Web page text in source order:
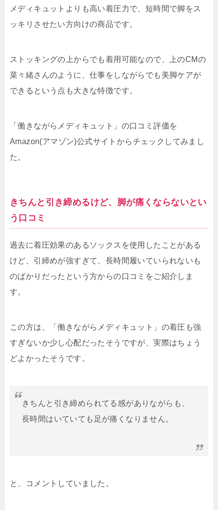
メディキュットよりも高い着圧力で、短時間で脚をス
ッキリさせたい方向けの商品です。
ストッキングの上からでも着用可能なので、上のCMの
菜々緒さんのように、仕事をしながらでも美脚ケアが
できるという点も大きな特徴です。
「働きながらメディキュット」の口コミ評価を
Amazon(アマゾン)公式サイトからチェックしてみまし
た。
きちんと引き締めるけど、脚が痛くならないとい
う口コミ
過去に着圧効果のあるソックスを使用したことがある
けど、引締めが強すぎて、長時間履いていられないも
のばかりだったという方からの口コミをご紹介しま
す。
この方は、「働きながらメディキュット」の着圧も強
すぎないか少し心配だったそうですが、実際はちょう
どよかったそうです。
きちんと引き締められてる感がありながらも、
長時間はいていても足が痛くなりません。
と、コメントしていました。